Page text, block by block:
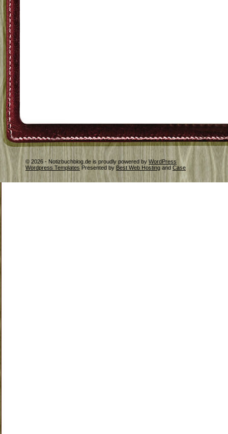
© 2026 - Notizbuchblog.de is proudly powered by WordPress
Wordpress Templates Presented by Best Web Hosting and Case